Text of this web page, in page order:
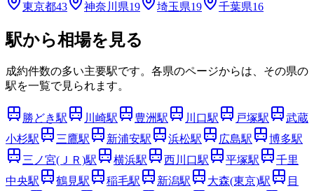
東京都43 神奈川県19 埼玉県19 千葉県16
駅から相場を見る
成約件数の多い主要駅です。各県のページからは、その県の
駅を一覧で見られます。
勝どき駅 川崎駅 豊洲駅 川口駅 戸塚駅
武蔵
小杉駅 三鷹駅 新浦安駅 浜松駅 広島駅 博多駅
三ノ宮(ＪＲ)駅 横浜駅 西川口駅 平塚駅
千里
中央駅 鶴見駅 稲毛駅 新潟駅 大森(東京)駅
目